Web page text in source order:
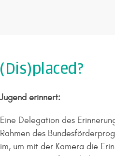
(Dis)placed?
Jugend erinnert:
Eine Delegation des
Rahmen des
im, um mit der Kamera die